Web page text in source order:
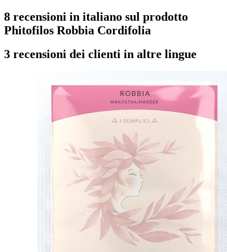
8 recensioni in italiano sul prodotto
Phitofilos Robbia Cordifolia
3 recensioni dei clienti in altre lingue